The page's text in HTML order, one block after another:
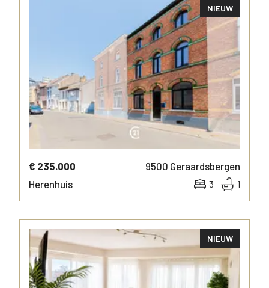
MEER INFO
MEER INFO
NIEUW
€ 235.000 9500 Geraardsbergen
Herenhuis
3 1
NIEUW